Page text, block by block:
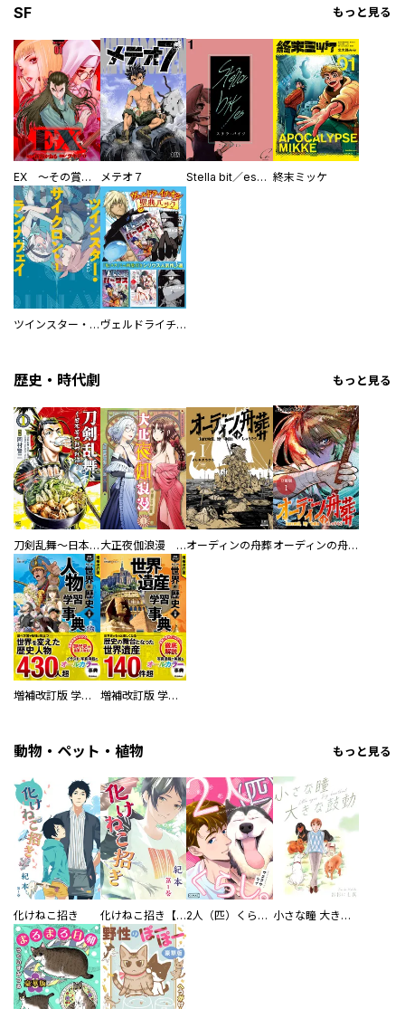
SF もっと見る
EX ～その賞金稼ぎは、世界の出口を探す～【単行本版】 メテオ７ Stella bit／es【単話版】 終末ミッケ
ツインスター・サイクロン・ランナウェイ ヴェルドライチオシ聖典パック 『転スラ』ミニ画集付き シリウス人気作３選
歴史・時代劇 もっと見る
刀剣乱舞～日本号つれづれ酒～ 大正夜伽浪漫 －金曜日の花嫁—オーディンの舟葬 オーディンの舟葬 分冊版
増補改訂版 学研まんが NEW世界の歴史 別巻 人物学習事典 増補改訂版 学研まんが NEW世界の歴史 別巻 世界遺産学習事典
動物・ペット・植物 もっと見る
化けねこ招き 化けねこ招き【描きおろし付合冊版】 2人（匹）くらし。 小さな瞳 大きな鼓動